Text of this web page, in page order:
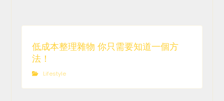
低成本整理雜物 你只需要知道一個方
法！
Lifestyle